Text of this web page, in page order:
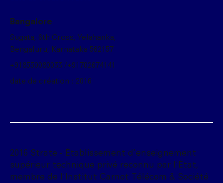
2016 Strate - Établissement d'enseignement
supérieur technique privé reconnu par l'État,
membre de l'Institut Carnot Télécom & Société
Bangalore
Sugata, 6th Cross, Yelahanka,
Bengaluru, Karnataka 562157
+918550080033 /+91702674141
date de création : 2016